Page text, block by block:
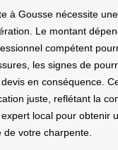
à Gousse nécessite
Le montant
compétent
les signes de
en conséquence.
juste, reflétant la
local pour obtenir
votre charpente.